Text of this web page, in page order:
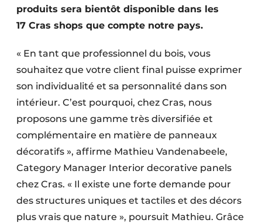
produits sera bientôt disponible dans les
17 Cras shops que compte notre pays.
« En tant que professionnel du bois, vous
souhaitez que votre client final puisse exprimer
son individualité et sa personnalité dans son
intérieur. C’est pourquoi, chez Cras, nous
proposons une gamme très diversifiée et
complémentaire en matière de panneaux
décoratifs », affirme Mathieu Vandenabeele,
Category Manager Interior decorative panels
chez Cras. « Il existe une forte demande pour
des structures uniques et tactiles et des décors
plus vrais que nature », poursuit Mathieu. Grâce